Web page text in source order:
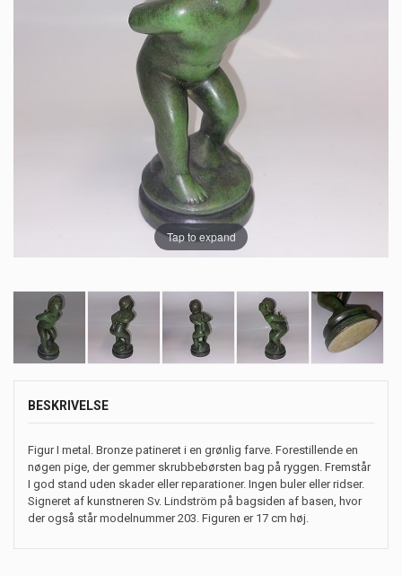
Tap to expand
BESKRIVELSE
Figur I metal. Bronze patineret i en grønlig farve. Forestillende en
nøgen pige, der gemmer skrubbebørsten bag på ryggen. Fremstår
I god stand uden skader eller reparationer. Ingen buler eller ridser.
Signeret af kunstneren Sv. Lindström på bagsiden af basen, hvor
der også står modelnummer 203. Figuren er 17 cm høj.